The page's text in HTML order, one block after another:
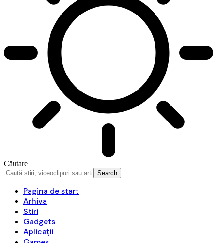
Căutare
Pagina de start
Arhiva
Stiri
Gadgets
Aplicații